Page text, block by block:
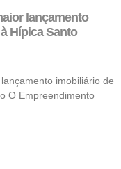
lançamento
Hípica Santo
imobiliário de
O Empreendimento